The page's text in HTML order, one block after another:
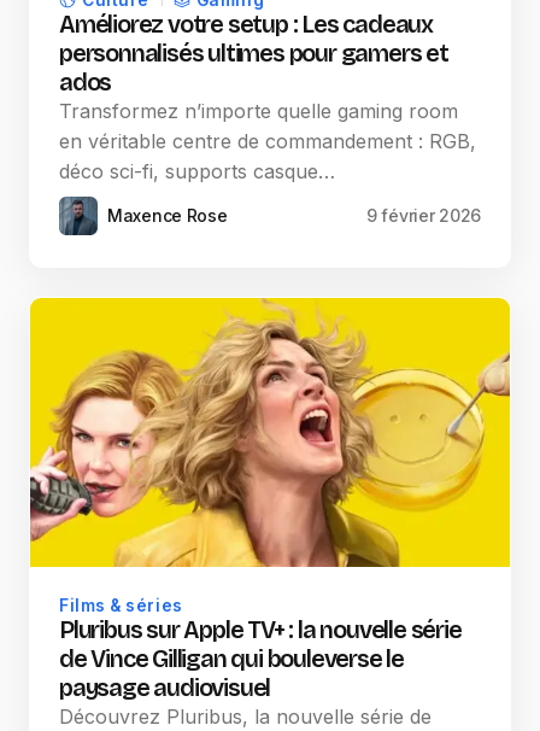
Améliorez votre setup : Les cadeaux
personnalisés ultimes pour gamers et
ados
Transformez n’importe quelle gaming room
en véritable centre de commandement : RGB,
déco sci-fi, supports casque…
Maxence Rose 9 février 2026
Films & séries
Pluribus sur Apple TV+ : la nouvelle série
de Vince Gilligan qui bouleverse le
paysage audiovisuel
Découvrez Pluribus, la nouvelle série de